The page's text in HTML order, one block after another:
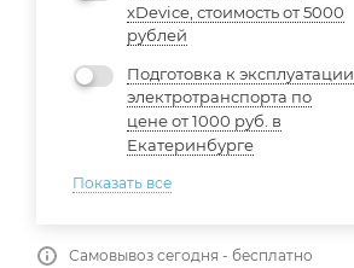
xDevice, стоимость от 5000
рублей
Подготовка к эксплуатации
электротранспорта по
цене от 1000 руб. в
Екатеринбурге
Показать все
Самовывоз сегодня - бесплатно